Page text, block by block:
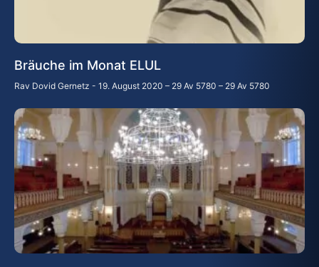
Bräuche im Monat ELUL
Rav Dovid Gernetz 19. August 2020 – 29 Av 5780 – 29 Av 5780